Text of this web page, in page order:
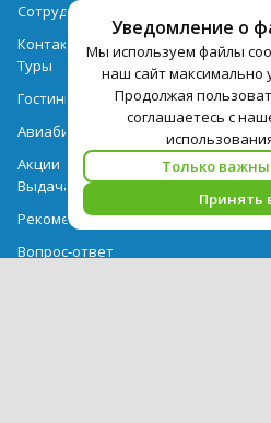
Уведомление о
Мы используем файлы
наш сайт максимально
Продолжая
соглашаетесь с
Только
Принять
Сотрудничество
Контактная информация
Туры
Гостиницы
Авиабилеты
Акции
Выдача документов
Рекомендации
Вопрос-ответ